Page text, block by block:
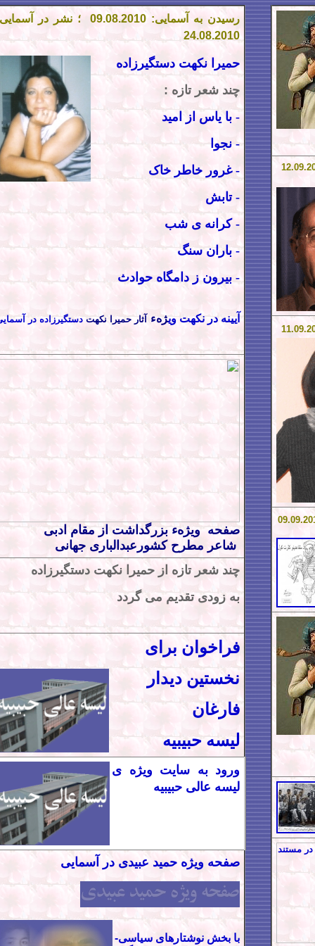
رسیدن به آسمایی: 09.08.2010
؛ نشر در
24.08.2010
حمیرا نکهت دستگیرزاده
چند شعر تازه :
- با یاس از امید
- نجوا
- غرور خاطر خاک
- تابش
- کرانه ی شب
- باران سنگ
- بیرون ز دامگاه حوادث
آیینه در نکهت ویژهء آثار حمیرا نکهت دستگیرزاده در
صفحه ويژهء بزرگداشت از مقام ادبی
شاعر مطرح کشور عبدالباری جهانی
چند شعر تازه از حمیرا نکهت دستگیرزاده
به زودی تقدیم می گردد
فراخوان برای
نخستین دیدار
فارغان
لیسه حبیبیه
ورود به سایت ویژه ی
لیسه عالی حبیبیه
صفحه ویژه حمید عبیدی در آسمایی
با بخش نوشتارهای سياسی-
9
11.09
09.09